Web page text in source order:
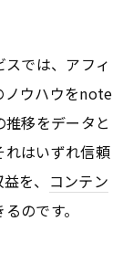
スでは、アフィ
ノウハウをnote
推移をデータと
れはいずれ信頼
を、 コンテン
のです。